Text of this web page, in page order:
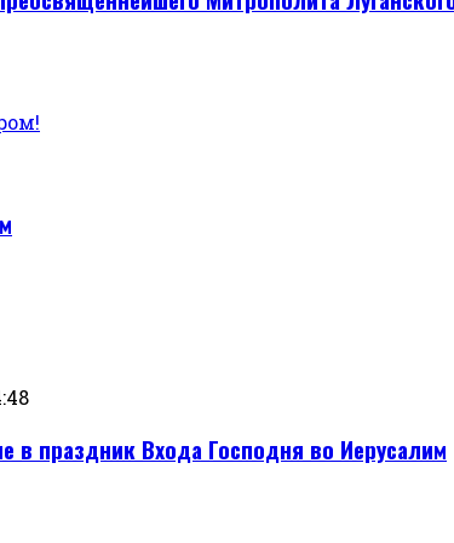
в праздник Входа Господня во Иерусалим